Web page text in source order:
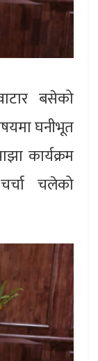
बसेको
घनीभूत
कार्यक्रम
चलेको